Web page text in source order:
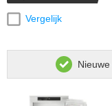
Vergelijk
Nieuwe